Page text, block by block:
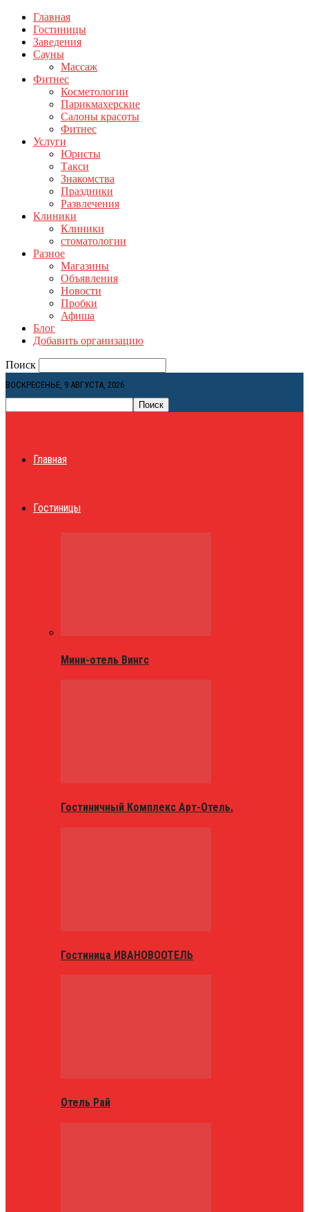
Главная
Гостиницы
Заведения
Сауны
Массаж
Фитнес
Косметологии
Парикмахерские
Салоны красоты
Фитнес
Услуги
Юристы
Такси
Знакомства
Праздники
Развлечения
Клиники
Клиники
стоматологии
Разное
Магазины
Объявления
Новости
Пробки
Афиша
Блог
Добавить организацию
Поиск
ВОСКРЕСЕНЬЕ, 9 АВГУСТА, 2026
Главная
Гостиницы
Мини-отель Вингс
Гостиничный Комплекс Арт-Отель.
Гостиница ИВАНОВООТЕЛЬ
Отель Рай